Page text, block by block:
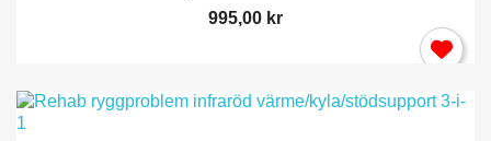
995,00 kr